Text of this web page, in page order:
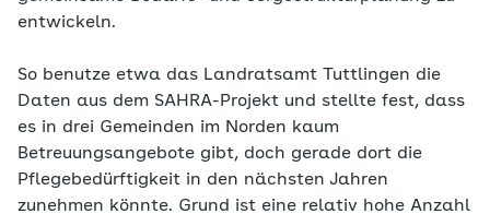
entwickeln.
So benutze etwa das Landratsamt Tuttlingen die
Daten aus dem SAHRA-Projekt und stellte fest, dass
es in drei Gemeinden im Norden kaum
Betreuungsangebote gibt, doch gerade dort die
Pflegebedürftigkeit in den nächsten Jahren
zunehmen könnte. Grund ist eine relativ hohe Anzahl